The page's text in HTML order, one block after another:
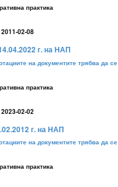
практика
2011-02-08
г. на НАП
на документите трябва да се
практика
2023-02-02
г. на НАП
на документите трябва да се
практика